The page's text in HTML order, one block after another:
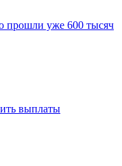
прошли уже 600 тысяч
выплаты